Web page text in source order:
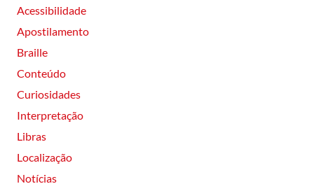
Acessibilidade
Apostilamento
Braille
Conteúdo
Curiosidades
Interpretação
Libras
Localização
Notícias